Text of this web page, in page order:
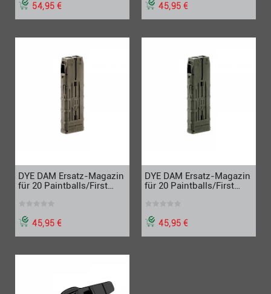
54,95 € 45,95 €
DYE DAM Ersatz-Magazin
für 20 Paintballs/First
45,95 €
DYE DAM Ersatz-Magazin
für 20 Paintballs/First
45,95 €